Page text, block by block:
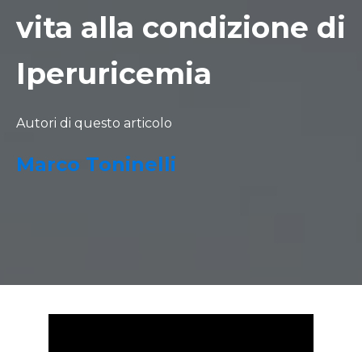
vita alla condizione di
Iperuricemia
Autori di questo articolo
Marco Toninelli